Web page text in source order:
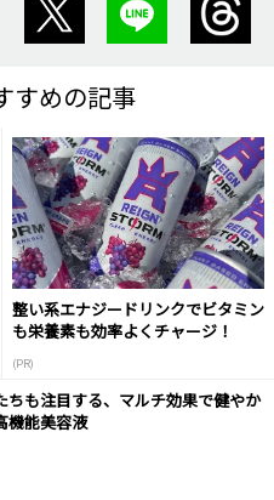
すめの記事
整い系エナジードリンクでビタミン
も栄養素も効率よくチャージ！
(PR)
ちも注目する、マルチ効果で健やか
機能美容液